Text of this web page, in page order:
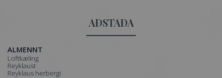
AÐSTAÐA
ALMENNT
Loftkæling
Reyklaust
Reyklaus herbergi